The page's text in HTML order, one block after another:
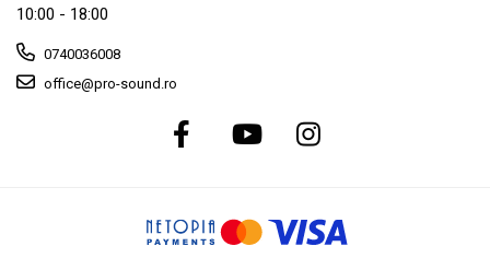
10:00 - 18:00
0740036008
office@pro-sound.ro